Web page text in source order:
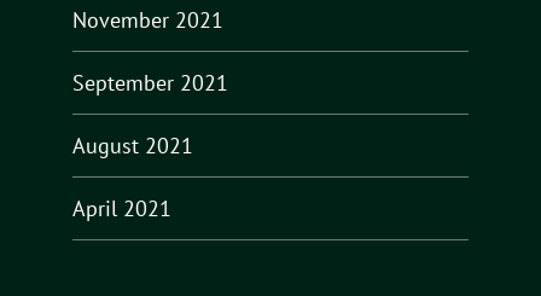
November 2021
September 2021
August 2021
April 2021